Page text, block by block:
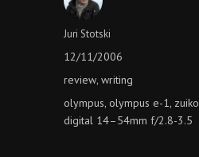
Author
Juri Stotski
Posted
12/11/2006
Categories
review,writing
Tags
olympus,olympus e-1, zuiko
digital 14–54mm f/2.8-3.5